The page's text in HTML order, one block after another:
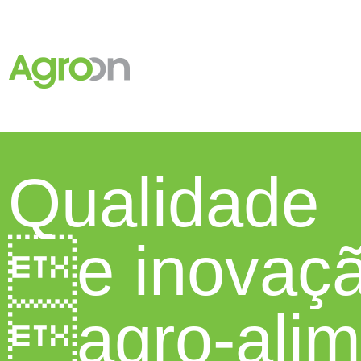
Qualidade
e
ContaKit.
Clique aqui